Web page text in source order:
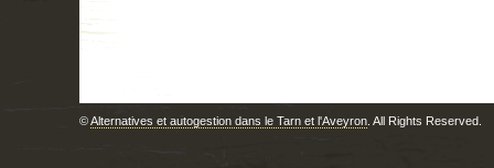
©Alternatives et autogestion dans le Tarn et l'Aveyron . All Rights Reserved.